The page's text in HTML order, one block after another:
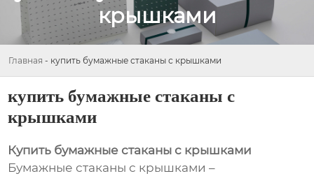
крышками
Главная - купить бумажные стаканы с крышками
купить бумажные стаканы с
крышками
Купить бумажные стаканы с крышками
Бумажные стаканы с крышками –